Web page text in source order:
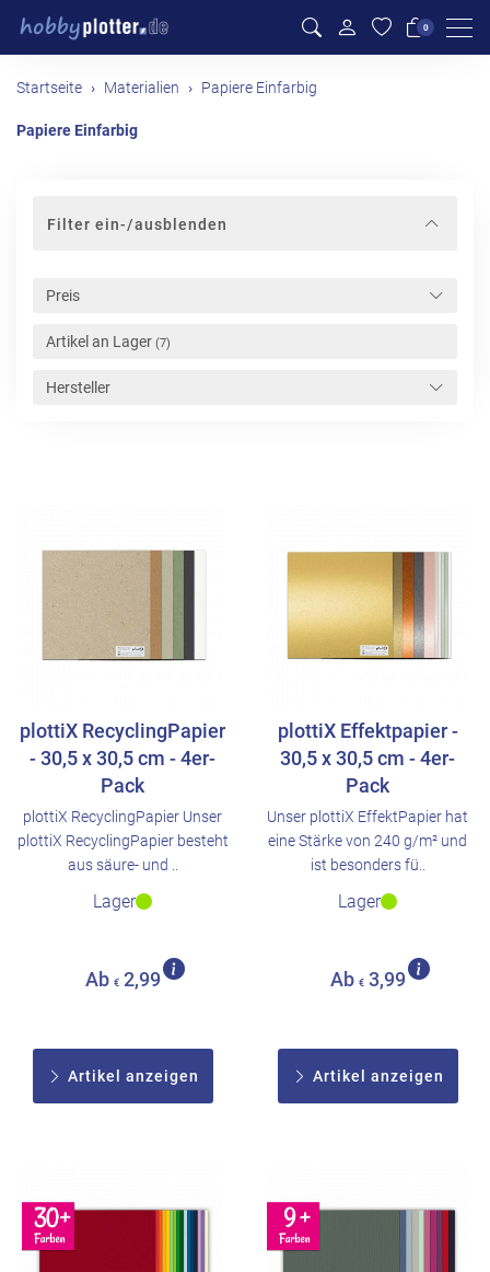
0
Startseite Materialien Papiere Einfarbig
Papiere Einfarbig
Filter ein-/ausblenden
Preis
Artikel an Lager (7)
Hersteller
plottiX RecyclingPapier
- 30,5 x 30,5 cm - 4er-
Pack
plottiX RecyclingPapier Unser
plottiX RecyclingPapier besteht
aus säure- und ..
Lager
Ab € 2,99
Artikel anzeigen
plottiX Effektpapier -
30,5 x 30,5 cm - 4er-
Pack
Unser plottiX EffektPapier hat
eine Stärke von 240 g/m² und
ist besonders fü..
Lager
Ab € 3,99
Artikel anzeigen